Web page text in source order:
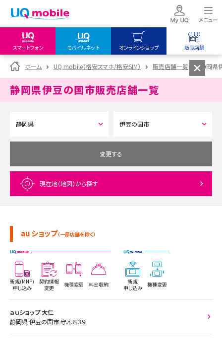
スマートフォン モバイルネット オンラインショップ 販売店舗
my UQ WiMAX
UQ WiMAX ご契約の方
My UQ mobile
データチャージサイト
UQ mobile
オンラインショップ
UQ WiMAX
UQ mobile
販売店舗
UQ WiMAX
ホーム UQ mobile（格安スマホ/格安SIM） 販売店舗一覧 静岡
静岡県伊豆の国市販売店舗一覧
変更する
現在地（地図）から探す
au ショップ（一部店舗を除く）
新規(MNP)
申し込み
契約情報
変更
機種変更 料金収納
新規
申し込み
機種変更
ａｕショップ 大仁
静岡県 伊豆の国市 守木８３９